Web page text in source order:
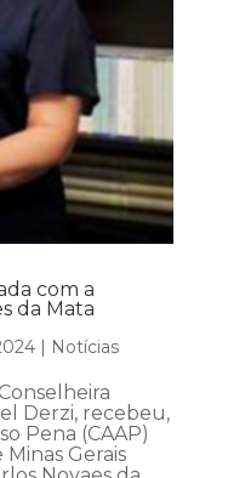
com a
da Mata
| Notícias
Derzi, recebeu,
Pena (CAAP)
Gerais